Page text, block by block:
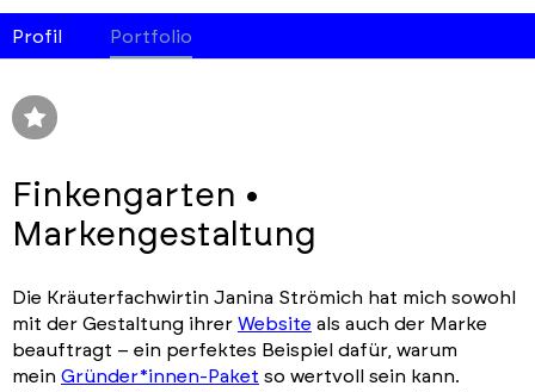
Profil Portfolio
Finkengarten •
Markengestaltung
Die Kräuterfachwirtin Janina Strömich hat mich sowohl
mit der Gestaltung ihrer Website als auch der Marke
beauftragt – ein perfektes Beispiel dafür, warum
mein Gründer*innen-Paket so wertvoll sein kann.